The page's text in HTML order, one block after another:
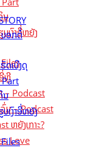
ນ
ບເງົາອີ່ຫຍັງ
ຫຼີ
– Podcast
ມ – Podcast
ຫຍັງເກາະ?
Love
ອກຕໍ່
ດເບີງດຸ
ນ
ບເງົາອີ່ຫຍັງ